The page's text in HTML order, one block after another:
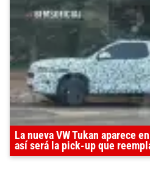
La nueva VW Tukan aparece
así será la pick-up que